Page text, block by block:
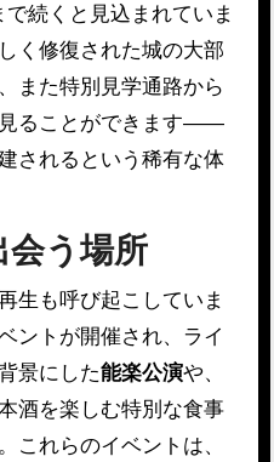
続くと見込まれていま
く修復された城の大部
また特別見学通路から
ることができます――
されるという稀有な体
会う場所
生も呼び起こしていま
ントが開催され、ライ
景にした能楽公演や、
酒を楽しむ特別な食事
これらのイベントは、